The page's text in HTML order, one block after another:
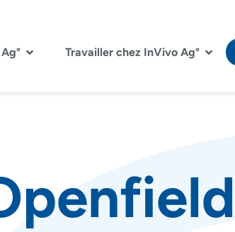
Travailler chez InVivo Ag°